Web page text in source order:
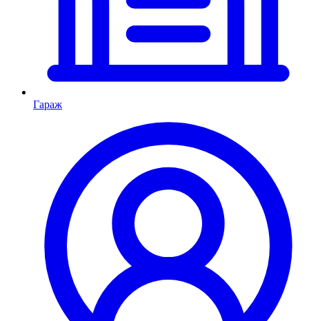
Гараж